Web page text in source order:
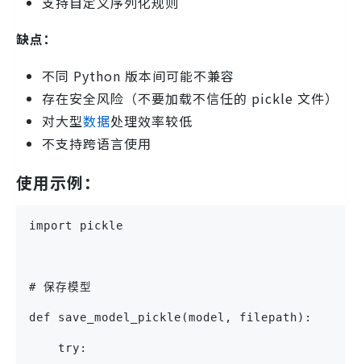
缺点：
不同 Python 版本间可能不兼容
存在安全风险（不要加载不信任的 pickle 文件）
对大型数据处理效率较低
不支持跨语言使用
使用示例：
import pickle
# 保存模型
def save_model_pickle(model, filepath):
    try: